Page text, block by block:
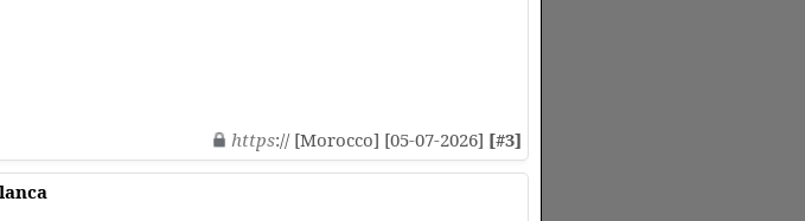
https:// [Morocco] [05-07-2026] [#3]